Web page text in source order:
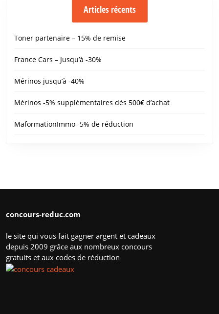
Articles récents
Toner partenaire – 15% de remise
France Cars – Jusqu’à -30%
Mérinos jusqu’à -40%
Mérinos -5% supplémentaires dès 500€ d’achat
MaformationImmo -5% de réduction
concours-reduc.com
le site qui vous fait gagner argent et cadeaux
depuis 2009 grâce aux nombreux concours
gratuits et aux codes de réduction